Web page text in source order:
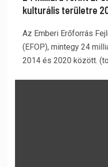
kulturális területre
Az Emberi Erőforrás
(EFOP), mintegy 24
2014 és 2020 között.